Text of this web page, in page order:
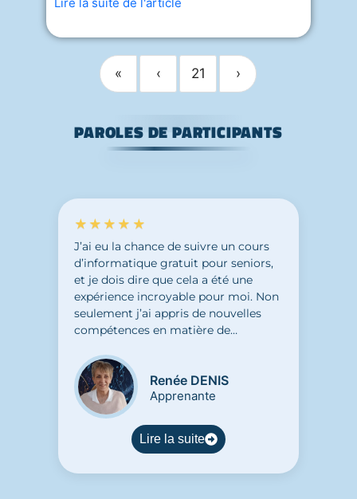
Lire la suite de l'article
« ‹ 21 ›
PAROLES DE PARTICIPANTS
★★★★★
J’ai eu la chance de suivre un cours
d’informatique gratuit pour seniors,
et je dois dire que cela a été une
expérience incroyable pour moi. Non
seulement j’ai appris de nouvelles
compétences en matière de
découvert un don caché en moi. Ce
cours m’a permis de m’ouvrir à de
nouvelles possibilités et de découvrir
de nouveaux horizons. J’ai pu accéder
à un atelier créatif grâce aux
compétences acquises en
Renée DENIS
Apprenante
Lire la suite